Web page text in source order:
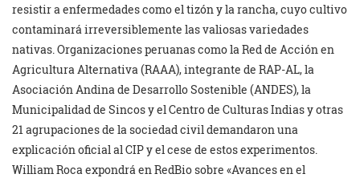
resistir a enfermedades como el tizón y la rancha, cuyo cultivo
contaminará irreversiblemente las valiosas variedades
nativas. Organizaciones peruanas como la Red de Acción en
Agricultura Alternativa (RAAA), integrante de RAP-AL, la
Asociación Andina de Desarrollo Sostenible (ANDES), la
Municipalidad de Sincos y el Centro de Culturas Indias y otras
21 agrupaciones de la sociedad civil demandaron una
explicación oficial al CIP y el cese de estos experimentos.
William Roca expondrá en RedBio sobre «Avances en el